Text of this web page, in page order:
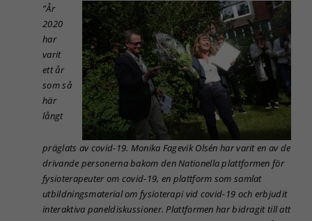
”År
2020
har
varit
ett år
som så
här
långt
präglats av covid-19. Monika Fagevik Olsén har varit en av de
drivande personerna bakom den Nationella plattformen för
fysioterapeuter om covid-19, en plattform som samlat
utbildningsmaterial om fysioterapi vid covid-19 och erbjudit
interaktiva paneldiskussioner. Plattformen har bidragit till att
För att vi ska
kunna
förbättra
hemsidans
funktionalitet
och
uppbyggnad,
baserat på
hur
hemsidan
används.
Upplevelse
För att vår
hemsida ska